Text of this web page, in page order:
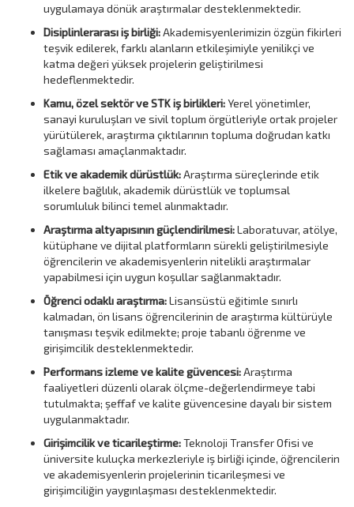
uygulamaya dönük araştırmalar desteklenmektedir.
Disiplinlerarası iş birliği:Akademisyenlerimizin özgün fikirleri
teşvik edilerek, farklı alanların etkileşimiyle yenilikçi ve
katma değeri yüksek projelerin geliştirilmesi
hedeflenmektedir.
Kamu, özel sektör ve STK iş birlikleri:Yerel yönetimler,
sanayi kuruluşları ve sivil toplum örgütleriyle ortak projeler
yürütülerek, araştırma çıktılarının topluma doğrudan katkı
sağlaması amaçlanmaktadır.
Etik ve akademik dürüstlük:Araştırma süreçlerinde etik
ilkelere bağlılık, akademik dürüstlük ve toplumsal
sorumluluk bilinci temel alınmaktadır.
Araştırma altyapısının güçlendirilmesi:Laboratuvar, atölye,
kütüphane ve dijital platformların sürekli geliştirilmesiyle
öğrencilerin ve akademisyenlerin nitelikli araştırmalar
yapabilmesi için uygun koşullar sağlanmaktadır.
Öğrenci odaklı araştırma:Lisansüstü eğitimle sınırlı
kalmadan, ön lisans öğrencilerinin de araştırma kültürüyle
tanışması teşvik edilmekte; proje tabanlı öğrenme ve
girişimcilik desteklenmektedir.
Performans izleme ve kalite güvencesi:Araştırma
faaliyetleri düzenli olarak ölçme-değerlendirmeye tabi
tutulmakta; şeffaf ve kalite güvencesine dayalı bir sistem
uygulanmaktadır.
Girişimcilik ve ticarileştirme:Teknoloji Transfer Ofisi ve
üniversite kuluçka merkezleriyle iş birliği içinde, öğrencilerin
ve akademisyenlerin projelerinin ticarileşmesi ve
girişimciliğin yaygınlaşması desteklenmektedir.